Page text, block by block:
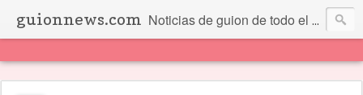
guionnews.com Noticias de guion de todo el mundo... Y más.